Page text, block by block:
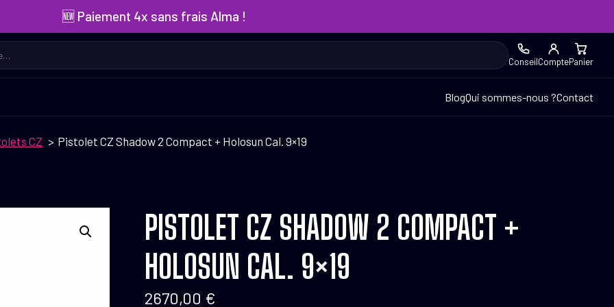
🆕 Paiement 4x sans frais Alma !
ConseilComptePanier
BlogQui sommes-nous ?Contact
CZ Pistolet CZ Shadow 2 Compact + Holosun Cal. 9×19
PISTOLET CZ SHADOW 2 COMPACT +
HOLOSUN CAL. 9×19
2670,00 €